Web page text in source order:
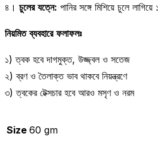
৪। চুলের যত্নে: পানির সঙ্গে মিশিয়ে চুলে
নিয়মিত ব্যবহারে ফলাফলঃ
১) ত্বক হবে দাগমুক্ত, উজ্জ্বল ও সতেজ
২) ব্রণ ও তৈলাক্ত ভাব থাকবে নিয়ন্ত্রণে
৩) ত্বকের টেক্সচার হবে আরও মসৃণ ও নরম
Size 60 gm